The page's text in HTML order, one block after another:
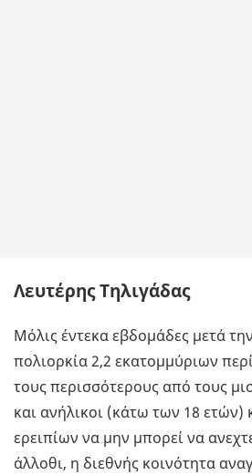
Λευτέρης Τηλιγάδας
Μόλις έντεκα εβδομάδες μετά
πολιορκία 2,2 εκατομμύριων
τους περισσότερους από τους
και ανήλικοι (κάτω των 18 ετών)
ερειπίων να μην μπορεί να
άλλοθι, η διεθνής κοινότητα